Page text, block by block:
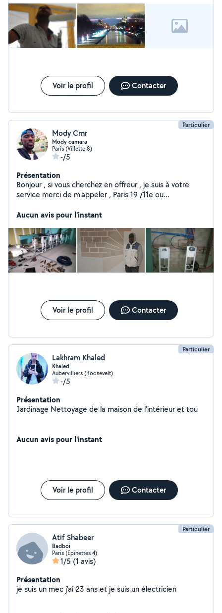
Voir le profil Contacter
Particulier
Mody Cmr
Mody camara
Paris (Villette 8)
-/5
Présentation
Bonjour , si vous cherchez en offreur , je suis à votre
service merci de m'appeler , Paris 19 /11e ou
Aucun avis pour l'instant
Voir le profil Contacter
Particulier
Lakhram Khaled
Khaled
Aubervilliers (Roosevelt)
-/5
Présentation
Jardinage Nettoyage de la maison de l'intérieur et tou
Aucun avis pour l'instant
Voir le profil Contacter
Particulier
Atif Shabeer
Badboi
Paris (Epinettes 4)
1/5 (1 avis)
Présentation
je suis un mec j'ai 23 ans et je suis un électricien